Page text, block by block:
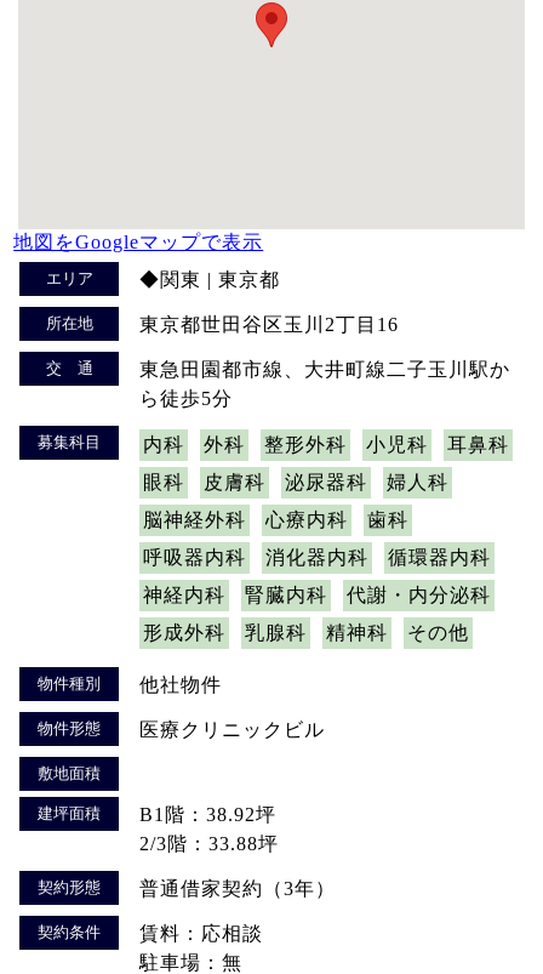
地図をGoogleマップで表示
エリア ◆関東 | 東京都
所在地 東京都世田谷区玉川2丁目16
交 通
東急田園都市線、大井町線二子玉川駅か
ら徒歩5分
募集科目 内科 外科 整形外科 小児科
耳鼻科
眼科
皮膚科 泌尿器科
婦人科
脳神経外科
心療内科
歯科
呼吸器内科
消化器内科
循環器内科
神経内科
腎臓内科
代謝・内分泌科
形成外科
乳腺科 精神科 その他
物件種別 他社物件
物件形態 医療クリニックビル
敷地面積
建坪面積
B1階：38.92坪
2/3階：33.88坪
契約形態 普通借家契約（3年）
契約条件
賃料：応相談
駐車場：無